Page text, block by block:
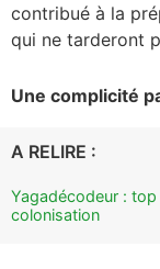
contribué à la
qui ne tarderont
Une complicité
A RELIRE :
Yagadécodeur :
colonisation